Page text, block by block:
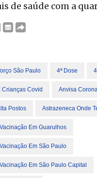
de saúde com a
São Paulo 4ª Dose
Covid Anvisa
Postos Astrazeneca Onde
Em Guarulhos
Em São Paulo
Em São Paulo Capital